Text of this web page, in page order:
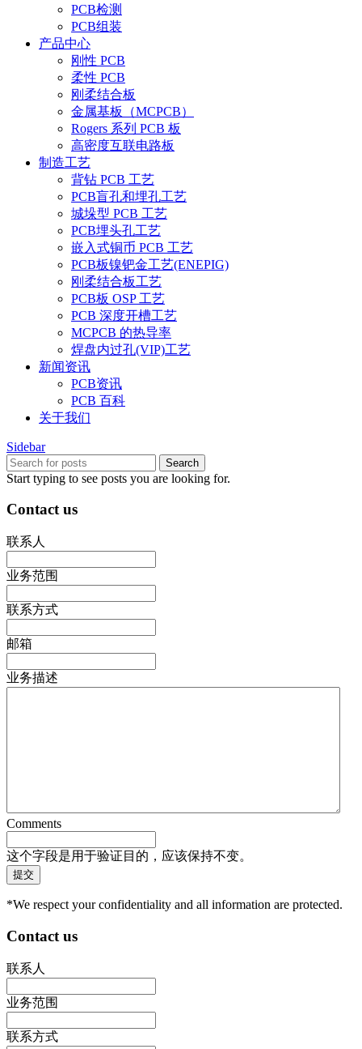
PCB检测
PCB组装
产品中心
刚性 PCB
柔性 PCB
刚柔结合板
金属基板（MCPCB）
Rogers 系列 PCB 板
高密度互联电路板
制造工艺
背钻 PCB 工艺
PCB盲孔和埋孔工艺
城垛型 PCB 工艺
PCB埋头孔工艺
嵌入式铜币 PCB 工艺
PCB板镍钯金工艺(ENEPIG)
刚柔结合板工艺
PCB板 OSP 工艺
PCB 深度开槽工艺
MCPCB 的热导率
焊盘内过孔(VIP)工艺
新闻资讯
PCB资讯
PCB 百科
关于我们
Sidebar
Search
Start typing to see posts you are looking for.
Contact us
联系人
业务范围
联系方式
邮箱
业务描述
Comments
这个字段是用于验证目的，应该保持不变。
*We respect your confidentiality and all information are protected.
Contact us
联系人
业务范围
联系方式